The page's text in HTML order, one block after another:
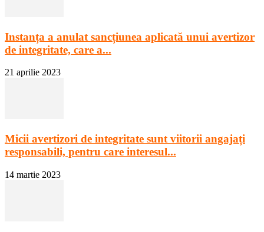
Instanța a anulat sancțiunea aplicată unui avertizor
de integritate, care a...
21 aprilie 2023
Micii avertizori de integritate sunt viitorii angajați
responsabili, pentru care interesul...
14 martie 2023